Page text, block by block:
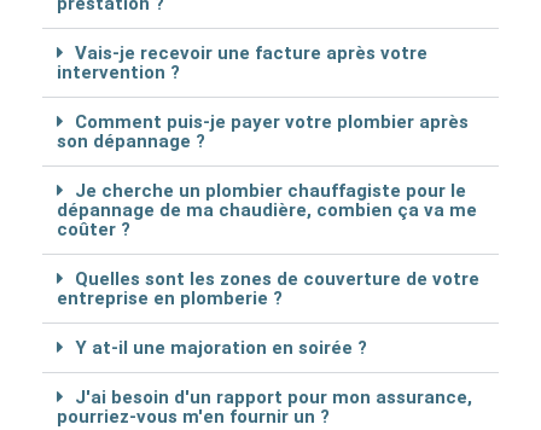
Vais-je recevoir une facture après votre
intervention ?
Comment puis-je payer votre plombier après
son dépannage ?
Je cherche un plombier chauffagiste pour le
dépannage de ma chaudière, combien ça va me
coûter ?
Quelles sont les zones de couverture de votre
entreprise en plomberie ?
Y at-il une majoration en soirée ?
J'ai besoin d'un rapport pour mon assurance,
pourriez-vous m'en fournir un ?